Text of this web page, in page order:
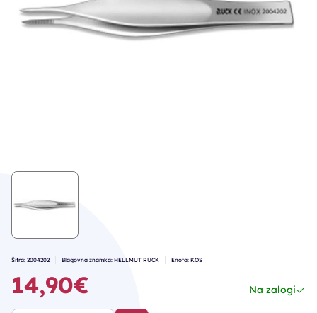
Šifra: 2004202 Blagovna znamka: HELLMUT RUCK Enota: KOS
14,90€ Na zalogi